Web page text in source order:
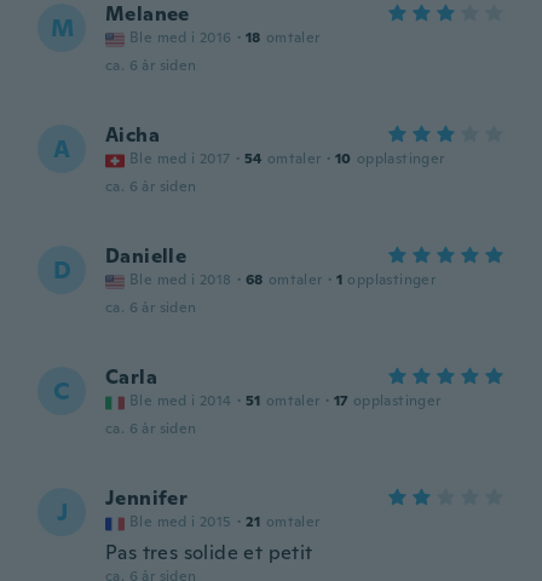
M Melanee
Ble med i 2016 · 18 omtaler
ca. 6 år siden
A Aicha
Ble med i 2017 · 54 omtaler · 10 opplastinger
ca. 6 år siden
D Danielle
Ble med i 2018 · 68 omtaler · 1 opplastinger
ca. 6 år siden
C Carla
Ble med i 2014 · 51 omtaler · 17 opplastinger
ca. 6 år siden
J Jennifer
Ble med i 2015 · 21 omtaler
Pas tres solide et petit
ca. 6 år siden